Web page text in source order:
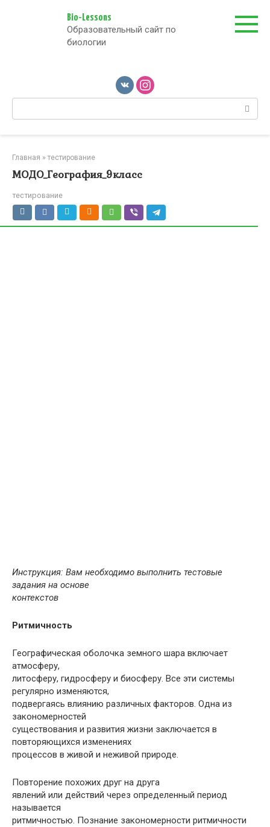
Bio-Lessons
Образовательный сайт по
биологии
Поиск:
Главная » тестирование
МОДО_География_9класс
тестирование
Инструкция: Вам необходимо выполнить тестовые
задания на основе
контекстов
Pитмичность
Географическая оболочка земного шара включает
атмосферу,
литосферу, гидросферу и биосферу. Все эти системы
регулярно изменяются,
подвергаясь влиянию различных факторов. Одна из
закономерностей
существования и развития жизни заключается в
повторяющихся изменениях
процессов в живой и неживой природе.
Повторение похожих друг на друга
явлений или действий через определенный период
называется
ритмичностью. Познание закономерности ритмичности